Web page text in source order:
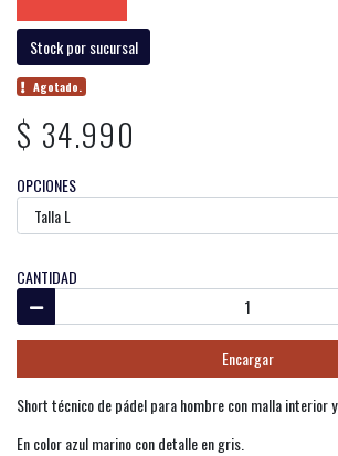
Stock por sucursal
Agotado.
$ 34.990
OPCIONES
CANTIDAD
Encargar
Short técnico de pádel para hombre con malla interior
En color azul marino con detalle en gris.